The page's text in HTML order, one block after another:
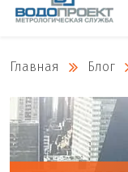
Главная Блог